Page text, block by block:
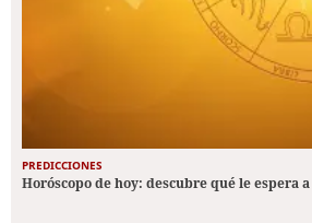
PREDICCIONES
Horóscopo de hoy: descubre qué le espera